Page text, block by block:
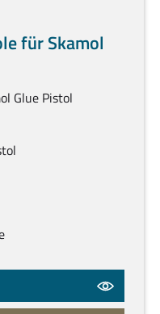
für Skamol
Glue Pistol